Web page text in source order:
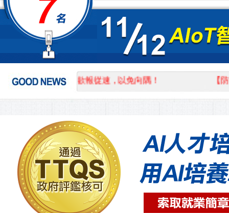
，欲報從速，以免向隅！ 【防疫公告】因應新